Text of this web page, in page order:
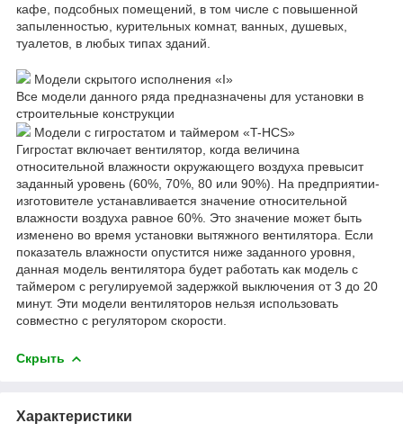
кафе, подсобных помещений, в том числе с повышенной
запыленностью, курительных комнат, ванных, душевых,
туалетов, в любых типах зданий.
Модели скрытого исполнения «I»
Все модели данного ряда предназначены для установки в
строительные конструкции
Модели с гигростатом и таймером «T-HCS»
Гигростат включает вентилятор, когда величина
относительной влажности окружающего воздуха превысит
заданный уровень (60%, 70%, 80 или 90%). На предприятии-
изготовителе устанавливается значение относительной
влажности воздуха равное 60%. Это значение может быть
изменено во время установки вытяжного вентилятора. Если
показатель влажности опустится ниже заданного уровня,
данная модель вентилятора будет работать как модель с
таймером с регулируемой задержкой выключения от 3 до 20
минут. Эти модели вентиляторов нельзя использовать
совместно с регулятором скорости.
Скрыть
Характеристики